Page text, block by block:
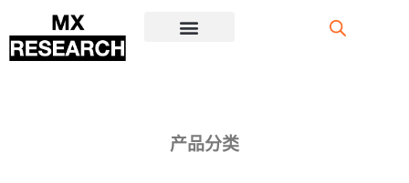
产品分类